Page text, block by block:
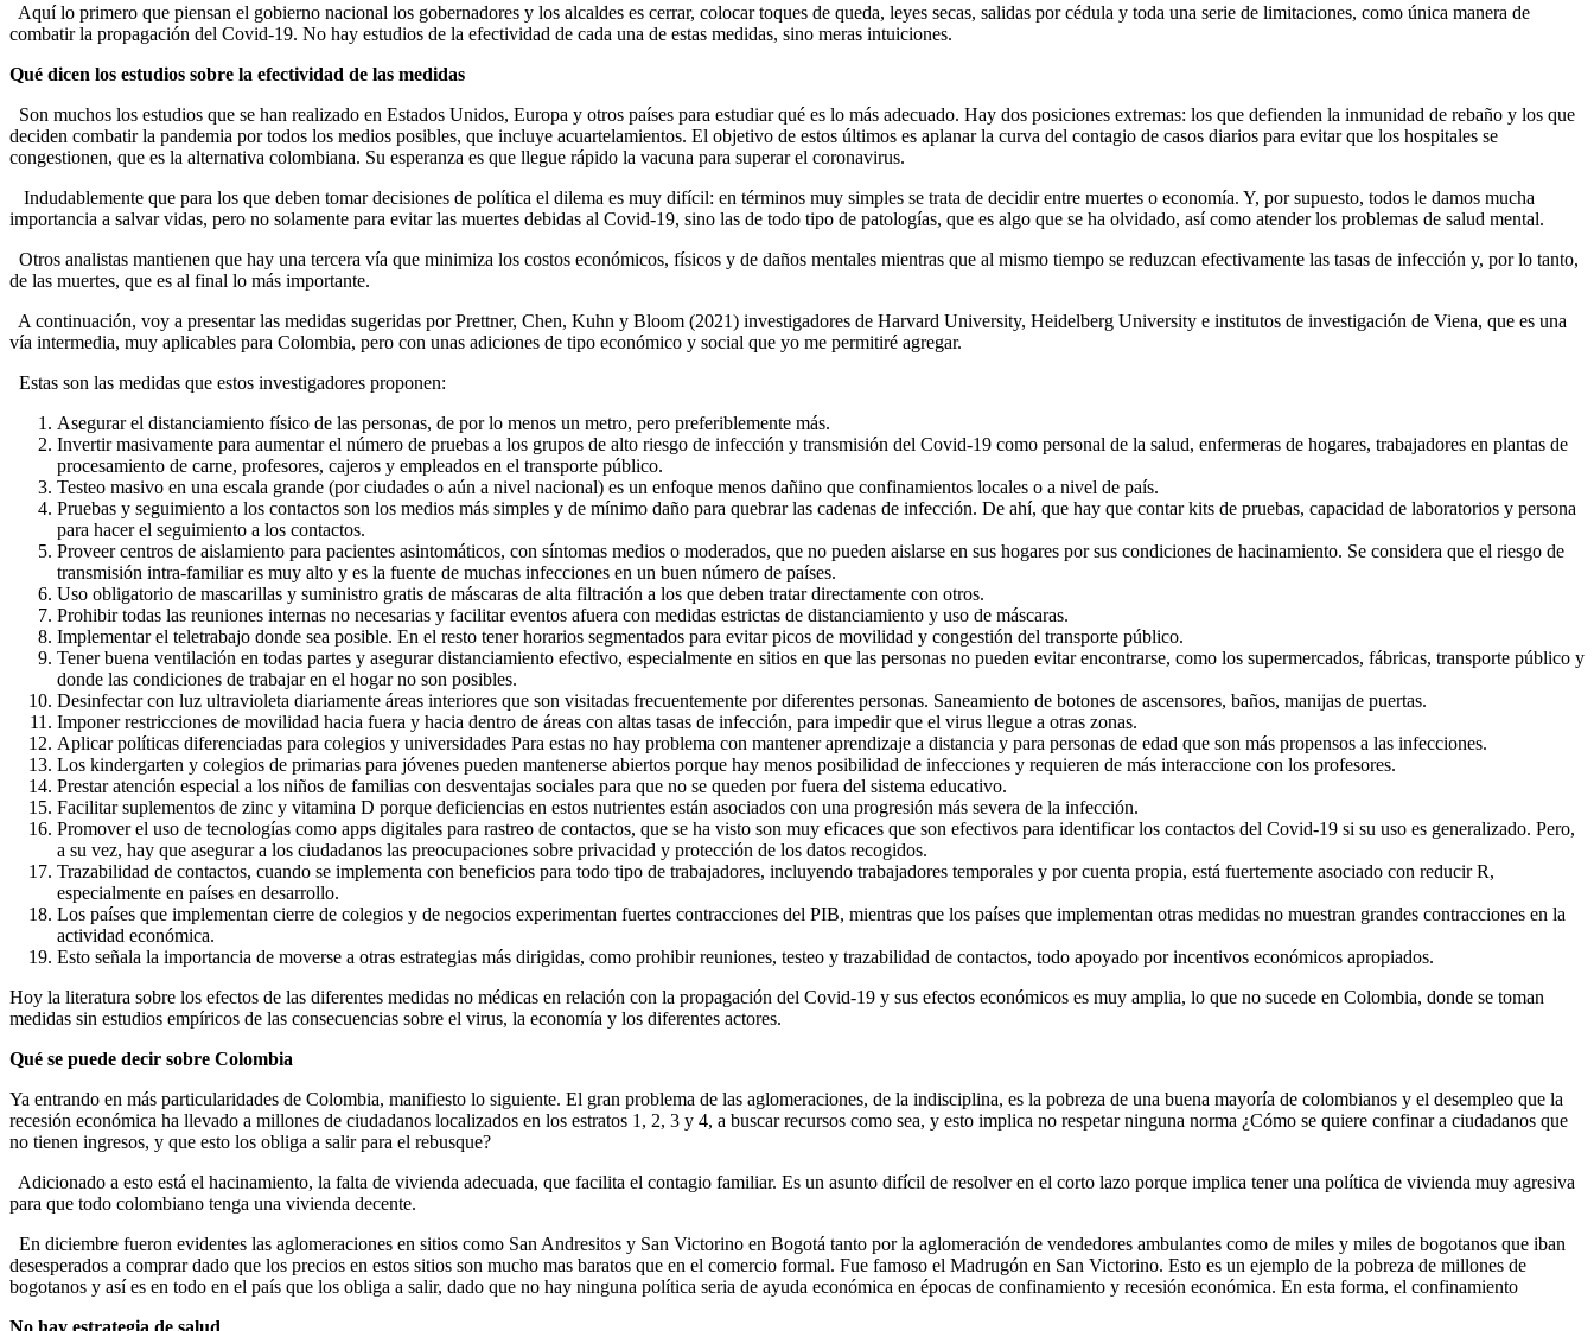
Aquí lo primero que piensan el gobierno nacional los gobernadores y los alcaldes es cerrar, colocar toques de queda, leyes secas, salidas por cédula y toda una serie de limitaciones, como única manera de
combatir la propagación del Covid-19. No hay estudios de la efectividad de cada una de estas medidas, sino meras intuiciones.
Qué dicen los estudios sobre la efectividad de las medidas
Son muchos los estudios que se han realizado en Estados Unidos, Europa y otros países para estudiar qué es lo más adecuado. Hay dos posiciones extremas: los que defienden la inmunidad de rebaño y los que
deciden combatir la pandemia por todos los medios posibles, que incluye acuartelamientos. El objetivo de estos últimos es aplanar la curva del contagio de casos diarios para evitar que los hospitales se
congestionen, que es la alternativa colombiana. Su esperanza es que llegue rápido la vacuna para superar el coronavirus.
Indudablemente que para los que deben tomar decisiones de política el dilema es muy difícil: en términos muy simples se trata de decidir entre muertes o economía. Y, por supuesto, todos le damos mucha
importancia a salvar vidas, pero no solamente para evitar las muertes debidas al Covid-19, sino las de todo tipo de patologías, que es algo que se ha olvidado, así como atender los problemas de salud mental.
Otros analistas mantienen que hay una tercera vía que minimiza los costos económicos, físicos y de daños mentales mientras que al mismo tiempo se reduzcan efectivamente las tasas de infección y, por lo tanto,
de las muertes, que es al final lo más importante.
A continuación, voy a presentar las medidas sugeridas por Prettner, Chen, Kuhn y Bloom (2021) investigadores de Harvard University, Heidelberg University e institutos de investigación de Viena, que es una
vía intermedia, muy aplicables para Colombia, pero con unas adiciones de tipo económico y social que yo me permitiré agregar.
Estas son las medidas que estos investigadores proponen:
Asegurar el distanciamiento físico de las personas, de por lo menos un metro, pero preferiblemente más.
Invertir masivamente para aumentar el número de pruebas a los grupos de alto riesgo de infección y transmisión del Covid-19 como personal de la salud, enfermeras de hogares, trabajadores en plantas de
procesamiento de carne, profesores, cajeros y empleados en el transporte público.
Testeo masivo en una escala grande (por ciudades o aún a nivel nacional) es un enfoque menos dañino que confinamientos locales o a nivel de país.
Pruebas y seguimiento a los contactos son los medios más simples y de mínimo daño para quebrar las cadenas de infección. De ahí, que hay que contar kits de pruebas, capacidad de laboratorios y persona
para hacer el seguimiento a los contactos.
Proveer centros de aislamiento para pacientes asintomáticos, con síntomas medios o moderados, que no pueden aislarse en sus hogares por sus condiciones de hacinamiento. Se considera que el riesgo de
transmisión intra-familiar es muy alto y es la fuente de muchas infecciones en un buen número de países.
Uso obligatorio de mascarillas y suministro gratis de máscaras de alta filtración a los que deben tratar directamente con otros.
Prohibir todas las reuniones internas no necesarias y facilitar eventos afuera con medidas estrictas de distanciamiento y uso de máscaras.
Implementar el teletrabajo donde sea posible. En el resto tener horarios segmentados para evitar picos de movilidad y congestión del transporte público.
Tener buena ventilación en todas partes y asegurar distanciamiento efectivo, especialmente en sitios en que las personas no pueden evitar encontrarse, como los supermercados, fábricas, transporte público y
donde las condiciones de trabajar en el hogar no son posibles.
Desinfectar con luz ultravioleta diariamente áreas interiores que son visitadas frecuentemente por diferentes personas. Saneamiento de botones de ascensores, baños, manijas de puertas.
Imponer restricciones de movilidad hacia fuera y hacia dentro de áreas con altas tasas de infección, para impedir que el virus llegue a otras zonas.
Aplicar políticas diferenciadas para colegios y universidades Para estas no hay problema con mantener aprendizaje a distancia y para personas de edad que son más propensos a las infecciones.
Los kindergarten y colegios de primarias para jóvenes pueden mantenerse abiertos porque hay menos posibilidad de infecciones y requieren de más interaccione con los profesores.
Prestar atención especial a los niños de familias con desventajas sociales para que no se queden por fuera del sistema educativo.
Facilitar suplementos de zinc y vitamina D porque deficiencias en estos nutrientes están asociados con una progresión más severa de la infección.
Promover el uso de tecnologías como apps digitales para rastreo de contactos, que se ha visto son muy eficaces que son efectivos para identificar los contactos del Covid-19 si su uso es generalizado. Pero,
a su vez, hay que asegurar a los ciudadanos las preocupaciones sobre privacidad y protección de los datos recogidos.
Trazabilidad de contactos, cuando se implementa con beneficios para todo tipo de trabajadores, incluyendo trabajadores temporales y por cuenta propia, está fuertemente asociado con reducir R,
especialmente en países en desarrollo.
Los países que implementan cierre de colegios y de negocios experimentan fuertes contracciones del PIB, mientras que los países que implementan otras medidas no muestran grandes contracciones en la
actividad económica.
Esto señala la importancia de moverse a otras estrategias más dirigidas, como prohibir reuniones, testeo y trazabilidad de contactos, todo apoyado por incentivos económicos apropiados.
Hoy la literatura sobre los efectos de las diferentes medidas no médicas en relación con la propagación del Covid-19 y sus efectos económicos es muy amplia, lo que no sucede en Colombia, donde se toman
medidas sin estudios empíricos de las consecuencias sobre el virus, la economía y los diferentes actores.
Qué se puede decir sobre Colombia
Ya entrando en más particularidades de Colombia, manifiesto lo siguiente. El gran problema de las aglomeraciones, de la indisciplina, es la pobreza de una buena mayoría de colombianos y el desempleo que la
recesión económica ha llevado a millones de ciudadanos localizados en los estratos 1, 2, 3 y 4, a buscar recursos como sea, y esto implica no respetar ninguna norma ¿Cómo se quiere confinar a ciudadanos que
no tienen ingresos, y que esto los obliga a salir para el rebusque?
Adicionado a esto está el hacinamiento, la falta de vivienda adecuada, que facilita el contagio familiar. Es un asunto difícil de resolver en el corto lazo porque implica tener una política de vivienda muy agresiva
para que todo colombiano tenga una vivienda decente.
En diciembre fueron evidentes las aglomeraciones en sitios como San Andresitos y San Victorino en Bogotá tanto por la aglomeración de vendedores ambulantes como de miles y miles de bogotanos que iban
desesperados a comprar dado que los precios en estos sitios son mucho mas baratos que en el comercio formal. Fue famoso el Madrugón en San Victorino. Esto es un ejemplo de la pobreza de millones de
bogotanos y así es en todo en el país que los obliga a salir, dado que no hay ninguna política seria de ayuda económica en épocas de confinamiento y recesión económica. En esta forma, el confinamiento
No hay estrategia de salud